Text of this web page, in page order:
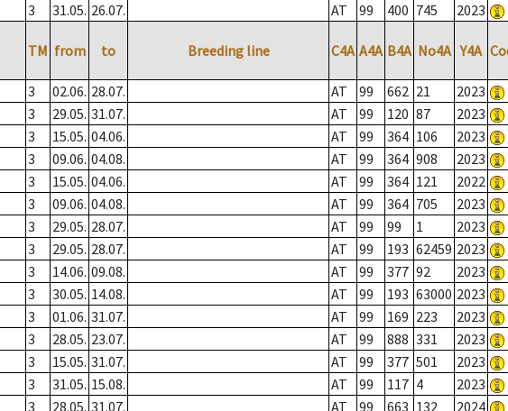
3 31.05. 26.07. AT 99 400 745 2023
TM from to Breeding line C4A A4A B4A No4A Y4A
3 02.06. 28.07. AT 99 662 21 2023
3 29.05. 31.07. AT 99 120 87 2023
3 15.05. 04.06. AT 99 364 106 2023
3 09.06. 04.08. AT 99 364 908 2023
3 15.05. 04.06. AT 99 364 121 2022
3 09.06. 04.08. AT 99 364 705 2023
3 29.05. 28.07. AT 99 99 1 2023
3 29.05. 28.07. AT 99 193 62459 2023
3 14.06. 09.08. AT 99 377 92 2023
3 30.05. 14.08. AT 99 193 63000 2023
3 01.06. 31.07. AT 99 169 223 2023
3 28.05. 23.07. AT 99 888 331 2023
3 15.05. 31.07. AT 99 377 501 2023
3 31.05. 15.08. AT 99 117 4 2023
3 28.05. 31.07. AT 99 663 132 2024